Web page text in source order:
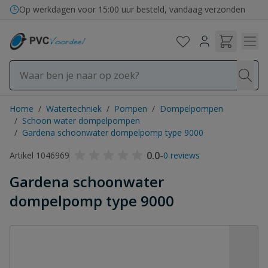
Ga naar de inhoud
Op werkdagen voor 15:00 uur besteld, vandaag verzonden
Home / Watertechniek / Pompen / Dompelpompen
/ Schoon water dompelpompen
/ Gardena schoonwater dompelpomp type 9000
Artikel 1046969
0.0-0 reviews
Gardena schoonwater
dompelpomp type 9000